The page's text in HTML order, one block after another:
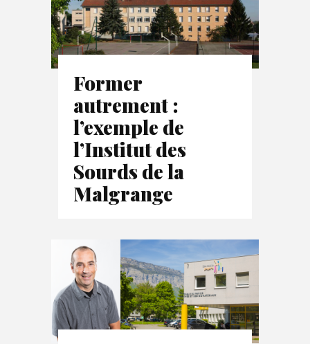
Former
autrement :
l’exemple de
l’Institut des
Sourds de la
Malgrange